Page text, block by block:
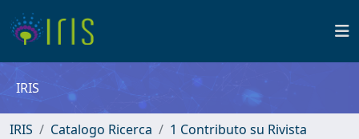
IRIS
IRIS Catalogo Ricerca
1 Contributo su Rivista